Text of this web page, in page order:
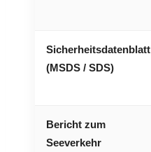
Sicherheitsdatenblatt
(MSDS / SDS)
Bericht zum
Seeverkehr